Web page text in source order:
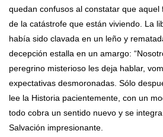
quedan confusos al constatar que aquel
de la catástrofe que están viviendo. La
había sido clavada en un leño y
decepción estalla en un amargo:
peregrino misterioso les deja hablar,
expectativas desmoronadas. Sólo
lee la Historia pacientemente, con un
todo cobra un sentido nuevo y se
Salvación impresionante.